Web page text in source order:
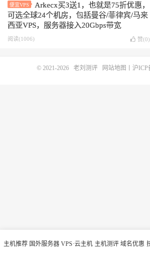
便宜VPS
Arkecx买3送1，也就是75折优惠，
可选全球24个机房，包括曼谷/菲律宾/马来
西亚VPS，服务器接入20Gbps带宽
阅读(1006) 赞(0)
主机推荐 国外服务器 VPS·云主机 主机测评 域名优惠
© 2021-2026 老刘测评 网站地图 沪ICP